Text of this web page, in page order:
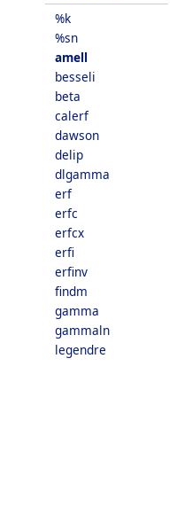
%k
%sn
amell
besseli
beta
calerf
dawson
delip
dlgamma
erf
erfc
erfcx
erfi
erfinv
findm
gamma
gammaln
legendre